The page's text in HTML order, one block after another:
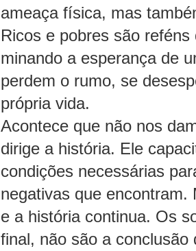
ameaça física, mas
Ricos e pobres são
minando a esperança de
perdem o rumo, se
própria vida.
Acontece que não nos
dirige a história. Ele
condições necessárias
negativas que
e a história continua. Os
final, não são a